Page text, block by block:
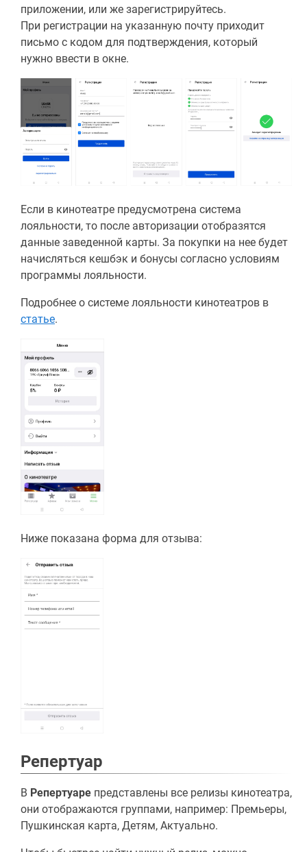
приложении, или же зарегистрируйтесь.
При регистрации на указанную почту приходит
письмо с кодом для подтверждения, который
нужно ввести в окне.
Если в кинотеатре предусмотрена система
лояльности, то после авторизации отобразятся
данные заведенной карты. За покупки на нее будет
начисляться кешбэк и бонусы согласно условиям
программы лояльности.
Подробнее о системе лояльности кинотеатров в
статье.
Ниже показана форма для отзыва:
Репертуар
В Репертуаре представлены все релизы кинотеатра,
они отображаются группами, например: Премьеры,
Пушкинская карта, Детям, Актуально.